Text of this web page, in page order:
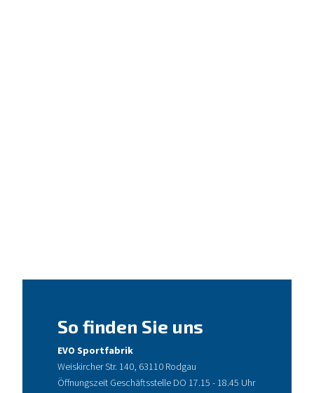
So finden Sie uns
EVO Sportfabrik
Weiskircher Str. 140, 63110 Rodgau
Öffnungszeit Geschäftsstelle DO 17.15 - 18.45 Uhr